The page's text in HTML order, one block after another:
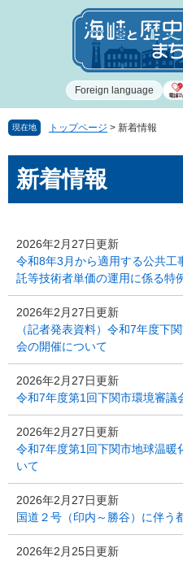
で
ば
Foreign language
現在地 トップページ > 新着情報
文新着情報
2026年2月27日更新
令和8年3月から適用する公共工
託等技術者単価の運用に係る特
2026年2月27日更新
（記者発表資料）令和7年度下
会の開催について
2026年2月27日更新
令和7年度第1回下関市環境審議
2026年2月27日更新
令和7年度第1回下関市地球温暖
いて
2026年2月27日更新
国道２号（印内～勝谷）に伴う
2026年2月25日更新